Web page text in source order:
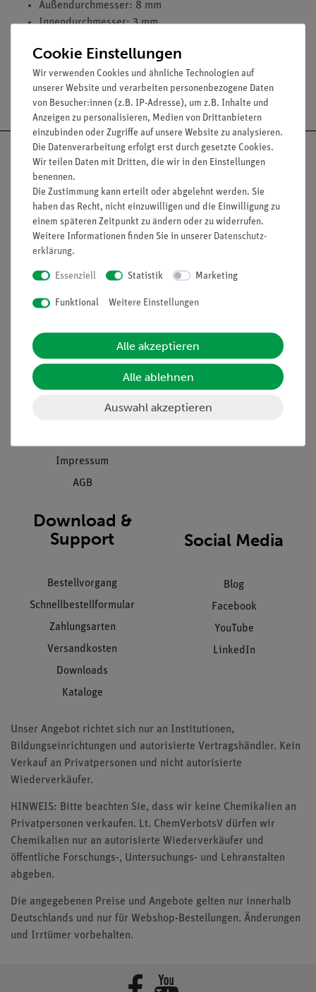
Außendurchmesser: 8 mm
Innendurchmesser: 3 mm
Versandkostenfrei ab 300,- €
Nach oben
Informationen
Unternehmen
Projekte und Lösungen
Impressum
AGB
Übersicht Service
Beratung & Showroom
Inventarisierungs- &
Inbetriebnahme & Schulungen
Kundendienst
Download &
Support
Bestellvorgang
Schnellbestellformular
Zahlungsarten
Versandkosten
Downloads
Kataloge
Social Media
Blog
Facebook
YouTube
LinkedIn
Unser Angebot richtet sich nur an Institutionen,
Bildungseinrichtungen und autorisierte Vertragshändler. Kein
Verkauf an Privatpersonen und nicht autorisierte
Wiederverkäufer.
HINWEIS: Bitte beachten Sie, dass wir keine Chemikalien an
Privatpersonen verkaufen. Lt. ChemVerbotsV dürfen wir
Chemikalien nur an autorisierte Wiederverkäufer und
öffentliche Forschungs-, Untersuchungs- und Lehranstalten
abgeben.
Die angegebenen Preise und Angebote gelten nur innerhalb
Deutschlands und nur für Webshop-Bestellungen. Änderungen
und Irrtümer vorbehalten.
Cookie Einstellungen
Wir verwenden Cookies und ähnliche Technologien auf
unserer Website und verarbeiten personenbezogene Daten
von Besucher:innen (z.B. IP-Adresse), um z.B. Inhalte und
Anzeigen zu personalisieren, Medien von Drittanbietern
einzubinden oder Zugriffe auf unsere Website zu analysieren.
Die Datenverarbeitung erfolgt erst durch gesetzte Cookies.
Wir teilen Daten mit Dritten, die wir in den Einstellungen
benennen.
Die Zustimmung kann erteilt oder abgelehnt werden. Sie
haben das Recht, nicht einzuwilligen und die Einwilligung zu
einem späteren Zeitpunkt zu ändern oder zu widerrufen.
Weitere Informationen finden Sie in unserer Daten­schutz­
erklärung.
Essenziell Statistik Marketing
Funktional Weitere Einstellungen
Alle akzeptieren
Alle ablehnen
Auswahl akzeptieren